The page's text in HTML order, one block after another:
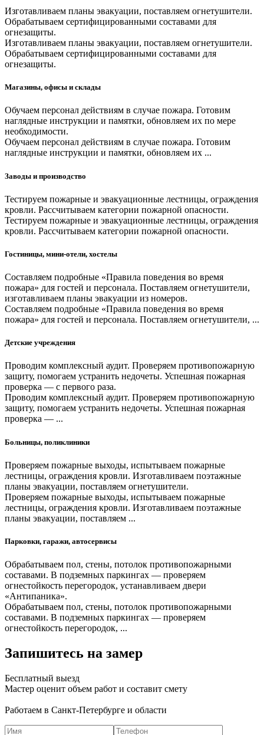
Изготавливаем планы эвакуации, поставляем огнетушители.
Обрабатываем сертифицированными составами для
огнезащиты.
Изготавливаем планы эвакуации, поставляем огнетушители.
Обрабатываем сертифицированными составами для
огнезащиты.
Магазины, офисы и склады
Обучаем персонал действиям в случае пожара. Готовим
наглядные инструкции и памятки, обновляем их по мере
необходимости.
Обучаем персонал действиям в случае пожара. Готовим
наглядные инструкции и памятки, обновляем их ...
Заводы и производство
Тестируем пожарные и эвакуационные лестницы, ограждения
кровли. Рассчитываем категории пожарной опасности.
Тестируем пожарные и эвакуационные лестницы, ограждения
кровли. Рассчитываем категории пожарной опасности.
Гостиницы, мини-отели, хостелы
Составляем подробные «Правила поведения во время
пожара» для гостей и персонала. Поставляем огнетушители,
изготавливаем планы эвакуации из номеров.
Составляем подробные «Правила поведения во время
пожара» для гостей и персонала. Поставляем огнетушители, ...
Детские учреждения
Проводим комплексный аудит. Проверяем противопожарную
защиту, помогаем устранить недочеты. Успешная пожарная
проверка — с первого раза.
Проводим комплексный аудит. Проверяем противопожарную
защиту, помогаем устранить недочеты. Успешная пожарная
проверка — ...
Больницы, поликлиники
Проверяем пожарные выходы, испытываем пожарные
лестницы, ограждения кровли. Изготавливаем поэтажные
планы эвакуации, поставляем огнетушители.
Проверяем пожарные выходы, испытываем пожарные
лестницы, ограждения кровли. Изготавливаем поэтажные
планы эвакуации, поставляем ...
Парковки, гаражи, автосервисы
Обрабатываем пол, стены, потолок противопожарными
составами. В подземных паркингах — проверяем
огнестойкость перегородок, устанавливаем двери
«Антипаника».
Обрабатываем пол, стены, потолок противопожарными
составами. В подземных паркингах — проверяем
огнестойкость перегородок, ...
Запишитесь на замер
Бесплатный выезд
Мастер оценит объем работ и составит смету
Работаем в Санкт-Петербурге и области